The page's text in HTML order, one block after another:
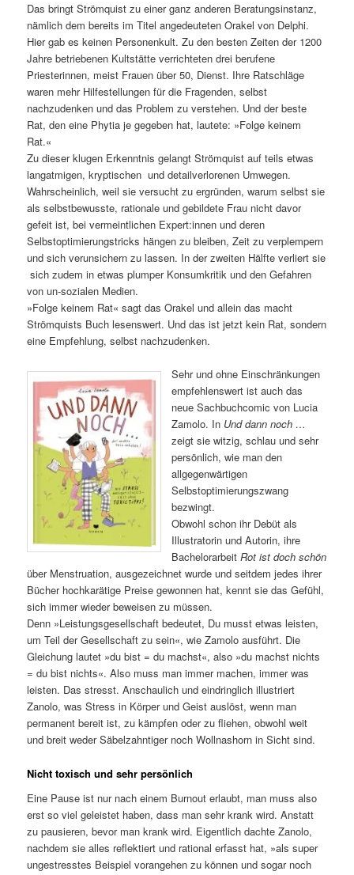
Das bringt Strömquist zu einer ganz anderen Beratungsinstanz,
nämlich dem bereits im Titel angedeuteten Orakel von Delphi.
Hier gab es keinen Personenkult. Zu den besten Zeiten der 1200
Jahre betriebenen Kultstätte verrichteten drei berufene
Priesterinnen, meist Frauen über 50, Dienst. Ihre Ratschläge
waren mehr Hilfestellungen für die Fragenden, selbst
nachzudenken und das Problem zu verstehen. Und der beste
Rat, den eine Phytia je gegeben hat, lautete: »Folge keinem
Rat.«
Zu dieser klugen Erkenntnis gelangt Strömquist auf teils etwas
langatmigen, kryptischen und detailverlorenen Umwegen.
Wahrscheinlich, weil sie versucht zu ergründen, warum selbst sie
als selbstbewusste, rationale und gebildete Frau nicht davor
gefeit ist, bei vermeintlichen Expert:innen und deren
Selbstoptimierungstricks hängen zu bleiben, Zeit zu verplempern
und sich verunsichern zu lassen. In der zweiten Hälfte verliert sie
sich zudem in etwas plumper Konsumkritik und den Gefahren
von un-sozialen Medien.
»Folge keinem Rat« sagt das Orakel und allein das macht
Strömquists Buch lesenswert. Und das ist jetzt kein Rat, sondern
eine Empfehlung, selbst nachzudenken.
Sehr und ohne Einschränkungen
empfehlenswert ist auch das
neue Sachbuchcomic von Lucia
Zamolo. In Und dann noch …
zeigt sie witzig, schlau und sehr
persönlich, wie man den
allgegenwärtigen
Selbstoptimierungszwang
bezwingt.
Obwohl schon ihr Debüt als
Illustratorin und Autorin, ihre
BachelorarbeitRot ist doch schön
über Menstruation, ausgezeichnet wurde und seitdem jedes ihrer
Bücher hochkarätige Preise gewonnen hat, kennt sie das Gefühl,
sich immer wieder beweisen zu müssen.
Denn »Leistungsgesellschaft bedeutet, Du musst etwas leisten,
um Teil der Gesellschaft zu sein«, wie Zamolo ausführt. Die
Gleichung lautet »du bist = du machst«, also »du machst nichts
= du bist nichts«. Also muss man immer machen, immer was
leisten. Das stresst. Anschaulich und eindringlich illustriert
Zanolo, was Stress in Körper und Geist auslöst, wenn man
permanent bereit ist, zu kämpfen oder zu fliehen, obwohl weit
und breit weder Säbelzahntiger noch Wollnashorn in Sicht sind.
Nicht toxisch und sehr persönlich
Eine Pause ist nur nach einem Burnout erlaubt, man muss also
erst so viel geleistet haben, dass man sehr krank wird. Anstatt
zu pausieren, bevor man krank wird. Eigentlich dachte Zanolo,
nachdem sie alles reflektiert und rational erfasst hat, »als super
ungestresstes Beispiel vorangehen zu können und sogar noch